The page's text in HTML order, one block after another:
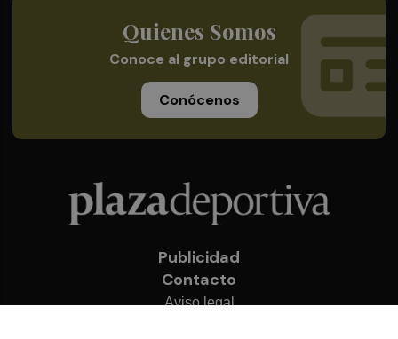
Quienes Somos
Conoce al grupo editorial
Conócenos
Publicidad
Contacto
Aviso legal